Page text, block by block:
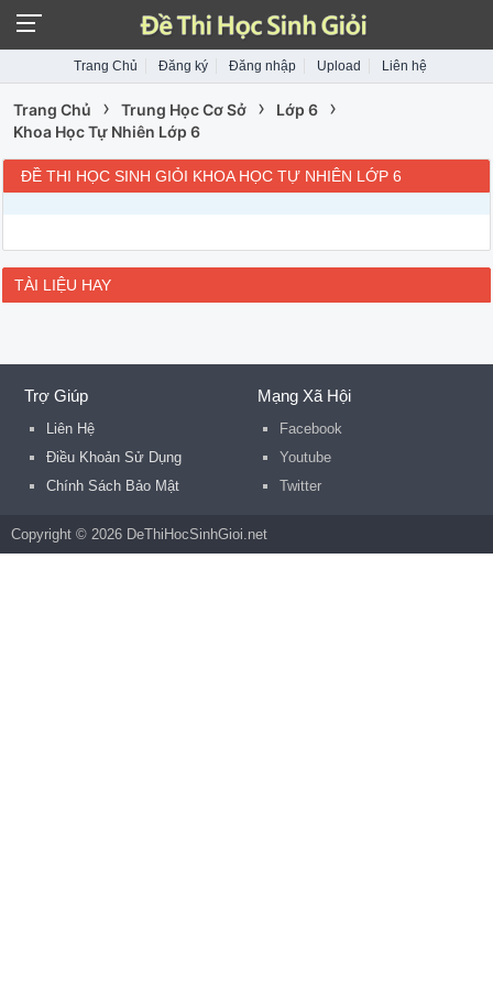
Trang Chủ Đăng ký Đăng nhập Upload Liên hệ
Trang Chủ › Trung Học Cơ Sở › Lớp 6 ›
Khoa Học Tự Nhiên Lớp 6
ĐỀ THI HỌC SINH GIỎI KHOA HỌC TỰ NHIÊN LỚP 6
TÀI LIỆU HAY
Trợ Giúp
Liên Hệ
Điều Khoản Sử Dụng
Chính Sách Bảo Mật
Mạng Xã Hội
Facebook
Youtube
Twitter
Copyright © 2026 DeThiHocSinhGioi.net